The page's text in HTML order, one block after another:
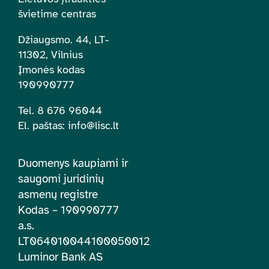
švietime centras
Džiaugsmo. 44, LT-
11302, Vilnius
Įmonės kodas
190990777
Tel. 8 676 96044
El. paštas: info@lisc.lt
Duomenys kaupiami ir
saugomi juridinių
asmenų registre
Kodas – 190990777
a.s.
LT064010044100050012
Luminor Bank AS